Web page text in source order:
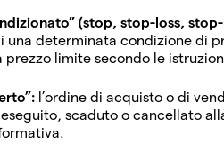
(stop, stop-loss,
una determinata condizione di
prezzo limite secondo le
l’ordine di acquisto o di
scaduto o cancellato